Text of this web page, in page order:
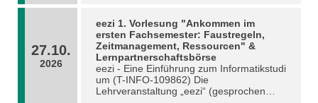
∎ andere Studierende kennenzulernen
∎ Lernpartner für eure Module zu finden und/oder Leute, mit
denen ihr gemeinsam Projekte, Hobbys oder andere
Freizeitaktivitäten unternehmen könnt
Ihr könnt euch auf Deutsch oder Englisch unterhalten.
Bringt gerne eure eigenen Spiele mit.
anderen Studierenden des Fachbereichs
kennenlernen möchten. Dieses
Mentoring-Treffen richtet sich an alle
unsere Studierenden, einschließlich der
Teilnehmer des Vorkurses, des
Deutschkurses vor der Ankunft und der
internationalen Studierenden. Dieses
27.10.
2026
eezi 1. Vorlesung "Ankommen im
ersten Fachsemester: Faustregeln,
Zeitmanagement, Ressourcen" &
Lernpartnerschaftsbörse
eezi - Eine Einführung zum Informatikstudi
um (T-INFO-109862) Die
Lehrveranstaltung „eezi“ (gesprochen